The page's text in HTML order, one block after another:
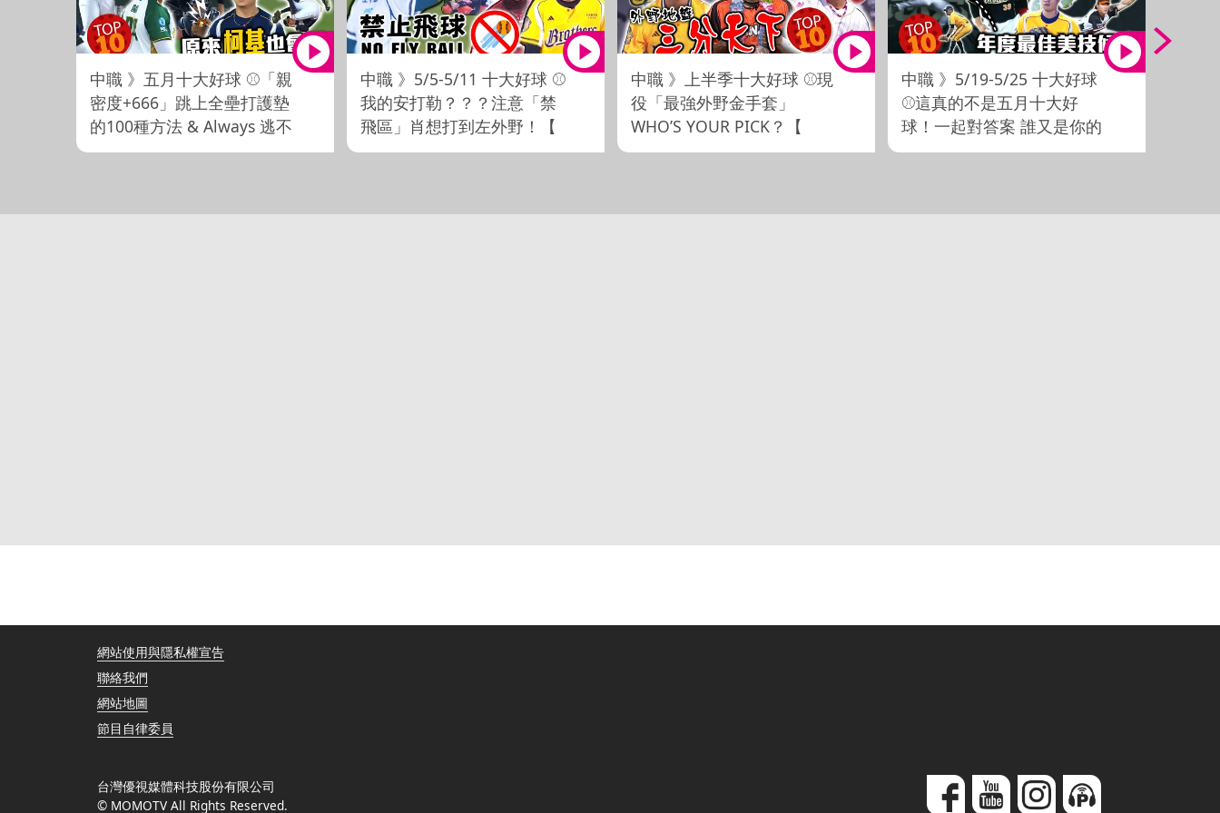
中職 》五月十大好球 ⚾「親
密度+666」跳上全壘打護墊
的100種方法 & Always 逃不
出的「天網、靖區」【
中職 》5/5-5/11 十大好球 ⚾
我的安打勒？？？注意「禁
飛區」肖想打到左外野！【
MOMO瘋運動 】
中職 》上半季十大好球 ⚾現
役「最強外野金手套」
WHO’S YOUR PICK？【
MOMO瘋運動 】
中職 》5/19-5/25 十大好球
⚾這真的不是五月十大好
球！一起對答案 誰又是你的
遺珠之憾【 MOMO瘋運動
網站使用與隱私權宣告
聯絡我們
網站地圖
節目自律委員
台灣優視媒體科技股份有限公司
© MOMOTV All Rights Reserved.